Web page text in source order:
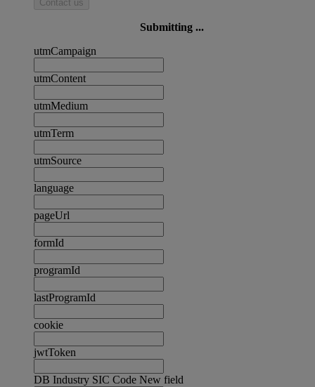
Contact us
Submitting ...
utmCampaign
utmContent
utmMedium
utmTerm
utmSource
language
pageUrl
formId
programId
lastProgramId
cookie
jwtToken
DB Industry SIC Code New field